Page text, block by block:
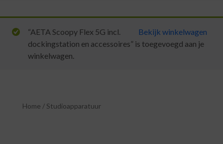
Bekijk winkelwagen
“AETA Scoopy Flex 5G incl.
dockingstation en accessoires” is toegevoegd aan je
winkelwagen.
Home / Studioapparatuur